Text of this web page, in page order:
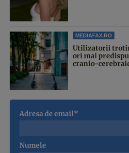
MEDIAFAX.RO
Utilizatorii
ori mai
cranio-
Adresa de email*
Numele